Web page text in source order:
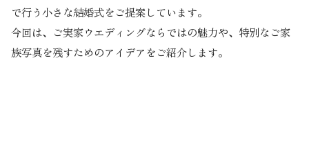
で行う小さな結婚式をご提案しています。
今回は、ご実家ウエディングならではの魅力や、特別なご家
族写真を残すためのアイデアをご紹介します。